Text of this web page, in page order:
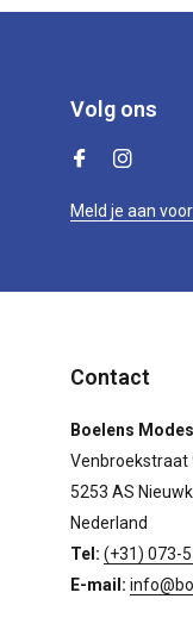
Volg ons
Meld je aan
Contact
Boelens
Venbroekstraat
5253 AS
Nederland
Tel: (+31) 073-
E-mail: